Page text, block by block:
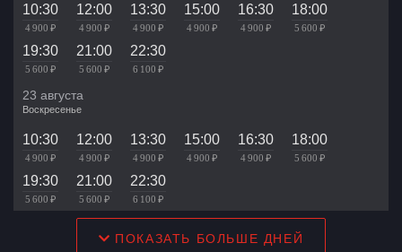
10:30
4 900 ₽
12:00
4 900 ₽
13:30
4 900 ₽
15:00
4 900 ₽
16:30
4 900 ₽
18:00
5 600 ₽
19:30
5 600 ₽
21:00
5 600 ₽
22:30
6 100 ₽
23 августа
Воскресенье
10:30
4 900 ₽
12:00
4 900 ₽
13:30
4 900 ₽
15:00
4 900 ₽
16:30
4 900 ₽
18:00
5 600 ₽
19:30
5 600 ₽
21:00
5 600 ₽
22:30
6 100 ₽
ПОКАЗАТЬ БОЛЬШЕ ДНЕЙ